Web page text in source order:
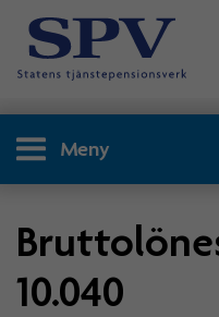
Meny
10.040